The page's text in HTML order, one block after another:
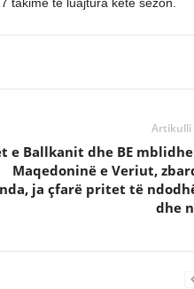
e Ballkanit dhe BE
Maqedoninë e Veriut,
ja çfarë pritet të
dhe